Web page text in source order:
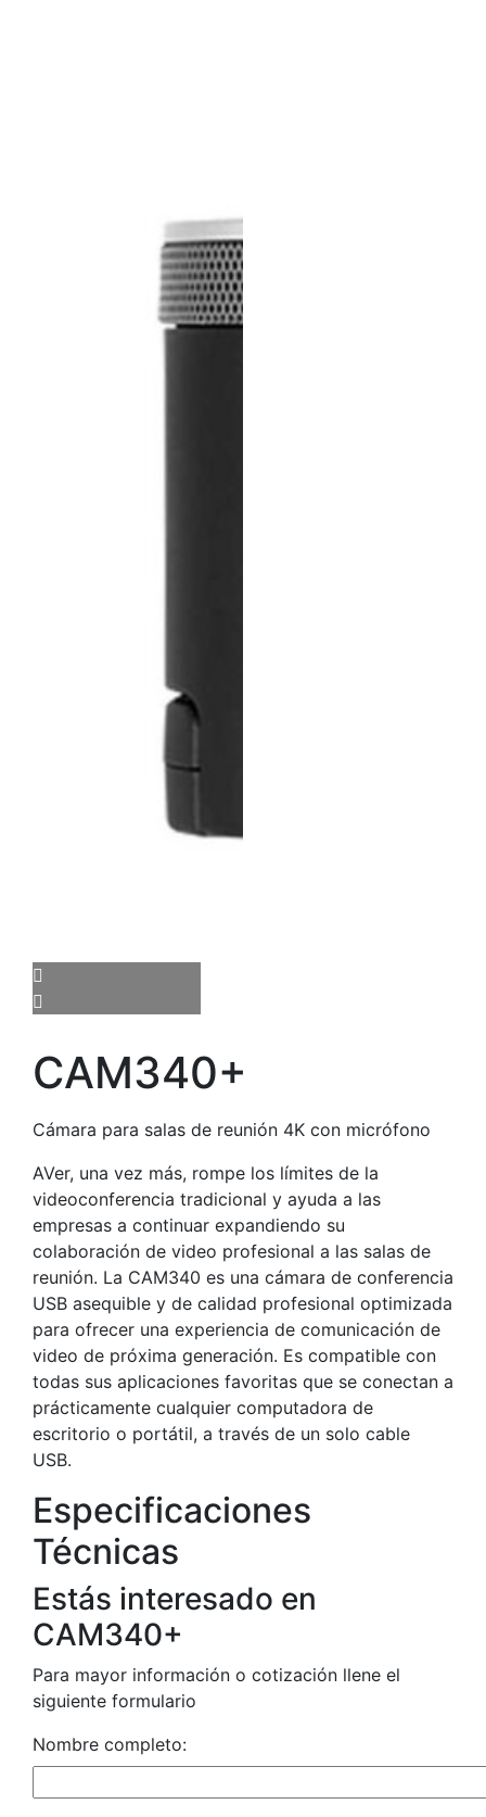
CAM340+
Cámara para salas de reunión 4K con micrófono
AVer, una vez más, rompe los límites de la
videoconferencia tradicional y ayuda a las
empresas a continuar expandiendo su
colaboración de video profesional a las salas de
reunión. La CAM340 es una cámara de conferencia
USB asequible y de calidad profesional optimizada
para ofrecer una experiencia de comunicación de
video de próxima generación. Es compatible con
todas sus aplicaciones favoritas que se conectan a
prácticamente cualquier computadora de
escritorio o portátil, a través de un solo cable
USB.
Especificaciones
Técnicas
Estás interesado en
CAM340+
Para mayor información o cotización llene el
siguiente formulario
Nombre completo: